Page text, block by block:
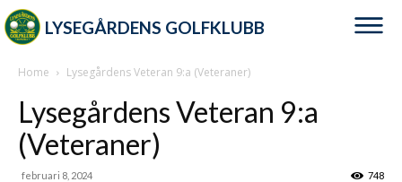
LYSEGÅRDENS GOLFKLUBB
Home Lysegårdens Veteran 9:a (Veteraner)
Lysegårdens Veteran 9:a
(Veteraner)
februari 8, 2024 748